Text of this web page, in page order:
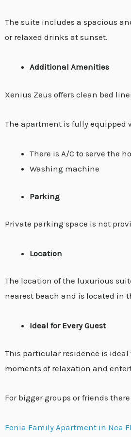
The suite includes a spacious
or relaxed drinks at sunset.
Additional Amenities
Xenius Zeus offers clean bed
The apartment is fully equipped
There is A/C to serve the
Washing machine
Parking
Private parking space is not
Location
The location of the luxurious
nearest beach and is located in
Ideal for Every Guest
This particular residence is ideal
moments of relaxation and
For bigger groups or friends
Fenia Family Apartment in Nea